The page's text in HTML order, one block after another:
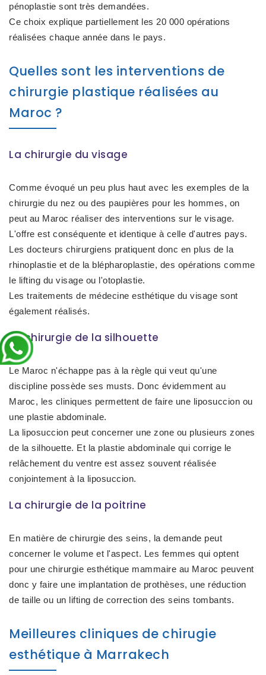
pénoplastie sont très demandées.
Ce choix explique partiellement les 20 000 opérations
réalisées chaque année dans le pays.
Quelles sont les interventions de
chirurgie plastique réalisées au
Maroc ?
La chirurgie du visage
Comme évoqué un peu plus haut avec les exemples de la
chirurgie du nez ou des paupières pour les hommes, on
peut au Maroc réaliser des interventions sur le visage.
L'offre est conséquente et identique à celle d'autres pays.
Les docteurs chirurgiens pratiquent donc en plus de la
rhinoplastie et de la blépharoplastie, des opérations comme
le lifting du visage ou l'otoplastie.
Les traitements de médecine esthétique du visage sont
également réalisés.
La chirurgie de la silhouette
Le Maroc n'échappe pas à la règle qui veut qu'une
discipline possède ses musts. Donc évidemment au
Maroc, les cliniques permettent de faire une liposuccion ou
une plastie abdominale.
La liposuccion peut concerner une zone ou plusieurs zones
de la silhouette. Et la plastie abdominale qui corrige le
relâchement du ventre est assez souvent réalisée
conjointement à la liposuccion.
La chirurgie de la poitrine
En matière de chirurgie des seins, la demande peut
concerner le volume et l'aspect. Les femmes qui optent
pour une chirurgie esthétique mammaire au Maroc peuvent
donc y faire une implantation de prothèses, une réduction
de taille ou un lifting de correction des seins tombants.
Meilleures cliniques de chirugie
esthétique à Marrakech